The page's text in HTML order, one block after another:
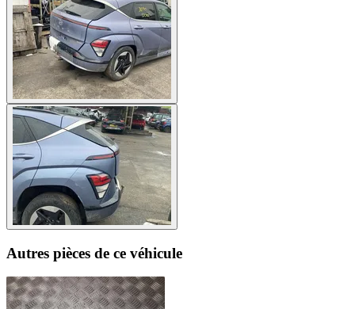
Autres pièces de ce véhicule